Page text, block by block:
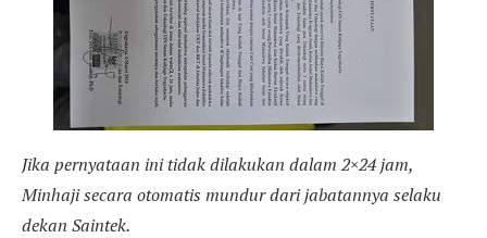
Jika pernyataan ini tidak dilakukan dalam 2×24 jam,
Minhaji secara otomatis mundur dari jabatannya selaku
dekan Saintek.